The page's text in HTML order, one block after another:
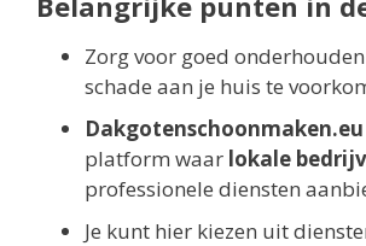
Zorg voor goed
schade aan je huis te
Dakgotenschoonmaken.eu
platform waar lokale
professionele diensten
Je kunt hier kiezen uit